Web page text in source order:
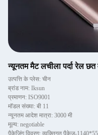
न्यूनतम मैट लचीला पर्दा रेल
उत्पत्ति के प्लेस: चीन
ब्रांड नाम: Iksun
प्रमाणन: ISO9001
मॉडल संख्या: बी 11
न्यूनतम आदेश मात्रा: 3000 मी
मूल्य: negotiable
पैकेजिंग विवरण: व्यक्तिगत पैकेज-